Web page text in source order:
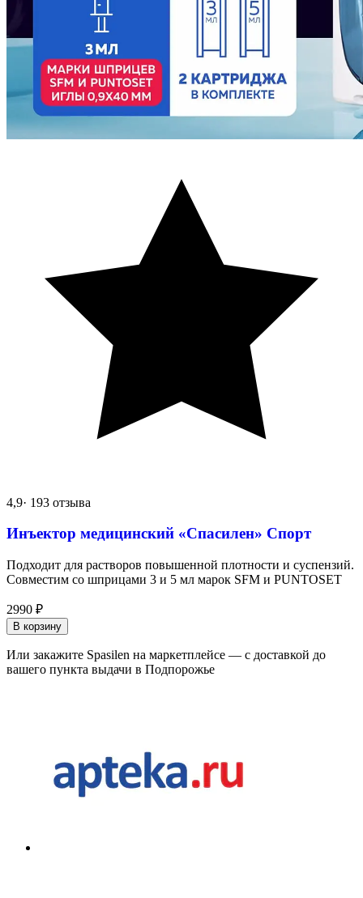
4,9· 193 отзыва
Инъектор медицинский «Спасилен» Спорт
Подходит для растворов повышенной плотности и суспензий.
Совместим со шприцами 3 и 5 мл марок SFM и PUNTOSET
2990 ₽
В корзину
Или закажите Spasilen на маркетплейсе — с доставкой до
вашего пункта выдачи в Подпорожье